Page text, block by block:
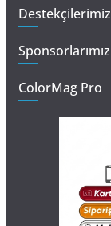
Destekçilerimiz
Sponsorlarımız
ColorMag Pro